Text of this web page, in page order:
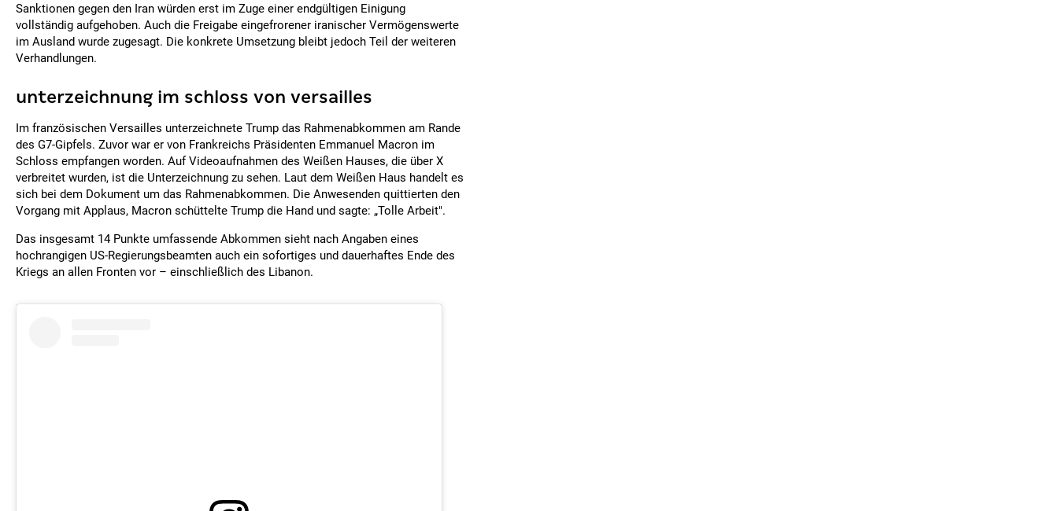
Sanktionen gegen den Iran würden erst im Zuge einer endgültigen Einigung
vollständig aufgehoben. Auch die Freigabe eingefrorener iranischer Vermögenswerte
im Ausland wurde zugesagt. Die konkrete Umsetzung bleibt jedoch Teil der weiteren
Verhandlungen.
unterzeichnung im schloss von versailles
Im französischen Versailles unterzeichnete Trump das Rahmenabkommen am Rande
des G7-Gipfels. Zuvor war er von Frankreichs Präsidenten Emmanuel Macron im
Schloss empfangen worden. Auf Videoaufnahmen des Weißen Hauses, die über X
verbreitet wurden, ist die Unterzeichnung zu sehen. Laut dem Weißen Haus handelt es
sich bei dem Dokument um das Rahmenabkommen. Die Anwesenden quittierten den
Vorgang mit Applaus, Macron schüttelte Trump die Hand und sagte: „Tolle Arbeit".
Das insgesamt 14 Punkte umfassende Abkommen sieht nach Angaben eines
hochrangigen US-Regierungsbeamten auch ein sofortiges und dauerhaftes Ende des
Kriegs an allen Fronten vor – einschließlich des Libanon.